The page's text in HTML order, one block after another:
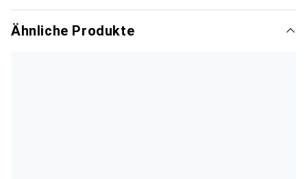
Ähnliche Produkte